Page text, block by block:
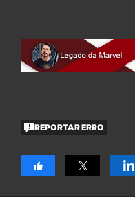
REPORTAR ERRO